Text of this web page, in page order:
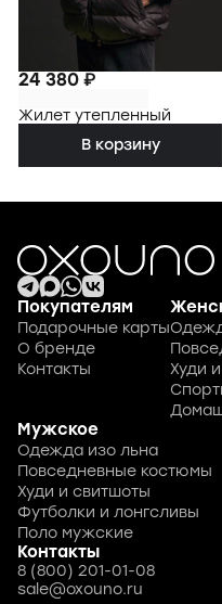
24 380 ₽
Жилет утепленный
В корзину
Покупателям
Подарочные карты
О бренде
Контакты
Худи
Мужское
Одежда изо льна
Повседневные костюмы
Худи и свитшоты
Футболки и лонгсливы
Поло мужские
Контакты
8 (800) 201-01-08
sale@oxouno.ru